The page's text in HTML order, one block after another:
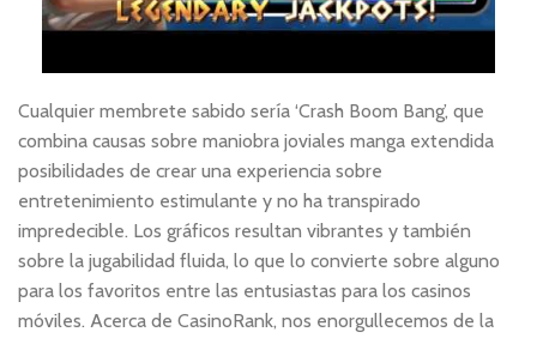
Cualquier membrete sabido serí­a ‘Crash Boom Bang’, que
combina causas sobre maniobra joviales manga extendida
posibilidades de crear una experiencia sobre
entretenimiento estimulante y no ha transpirado
impredecible. Los gráficos resultan vibrantes y también
sobre la jugabilidad fluida, lo que lo convierte sobre alguno
para los favoritos entre las entusiastas para los casinos
móviles. Acerca de CasinoRank, nos enorgullecemos de la